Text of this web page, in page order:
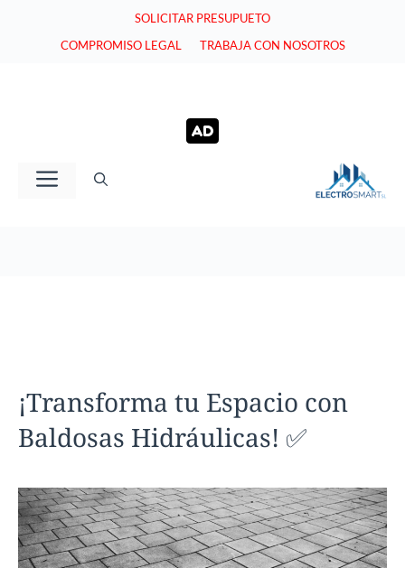
SOLICITAR PRESUPUETO
COMPROMISO LEGAL
TRABAJA CON NOSOTROS
Menú
¡Transforma tu Espacio con
Baldosas Hidráulicas! ✅